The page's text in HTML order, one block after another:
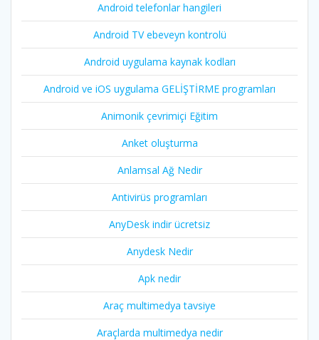
Android telefonlar hangileri
Android TV ebeveyn kontrolü
Android uygulama kaynak kodları
Android ve iOS uygulama GELİŞTİRME programları
Animonik çevrimiçi Eğitim
Anket oluşturma
Anlamsal Ağ Nedir
Antivirüs programları
AnyDesk indir ücretsiz
Anydesk Nedir
Apk nedir
Araç multimedya tavsiye
Araçlarda multimedya nedir